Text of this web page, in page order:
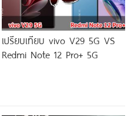
เปรียบเทียบ vivo V29 5G VS
Redmi Note 12 Pro+ 5G